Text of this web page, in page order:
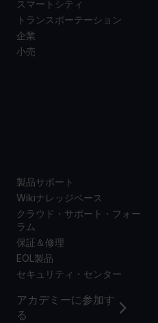
アカデミーに参加す
る
スマートシティ
トランスポーテーション
企業
小売
製品サポート
Wikiナレッジベース
クラウド・サポート・フォー
ラム
保証＆修理
EOL製品
セキュリティ・センター